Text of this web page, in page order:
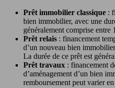
Prêt immobilier classique :
bien immobilier, avec une
généralement comprise entre
Prêt relais : financement
d’un nouveau bien
La durée de ce prêt est
Prêt travaux : financement
d’aménagement d’un bien
remboursement peut varier